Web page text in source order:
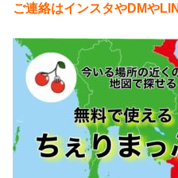
ご連絡はインスタやDMや